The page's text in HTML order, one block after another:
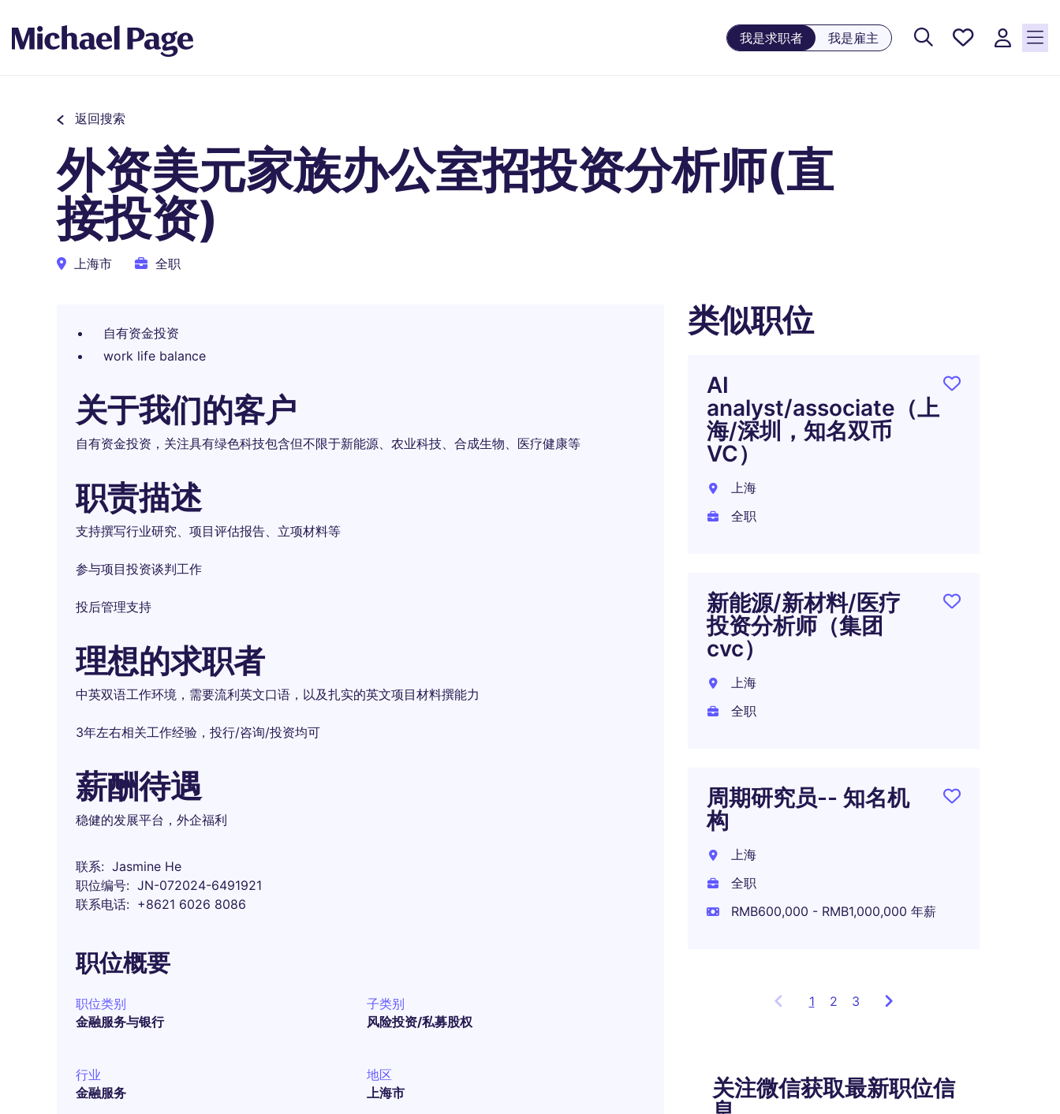
我是求职者 我是雇主
保存工
返回搜索
外资美元家族办公室招投资分析师(直
接投资)
上海市 全职
自有资金投资
work life balance
关于我们的客户
自有资金投资，关注具有绿色科技包含但不限于新能源、农业科技、合成生物、医疗健康等
职责描述
支持撰写行业研究、项目评估报告、立项材料等
参与项目投资谈判工作
投后管理支持
理想的求职者
中英双语工作环境，需要流利英文口语，以及扎实的英文项目材料撰能力
3年左右相关工作经验，投行/咨询/投资均可
薪酬待遇
稳健的发展平台，外企福利
联系
Jasmine He
职位编号
JN-072024-6491921
联系电话
+8621 6026 8086
职位概要
职位类别
金融服务与银行
子类别
风险投资/私募股权
行业
金融服务
地区
上海市
类似职位
AI
analyst/associate（上
海/深圳，知名双币
VC）
上海
全职
新能源/新材料/医疗
投资分析师（集团
cvc）
上海
全职
周期研究员-- 知名机
构
上海
全职
RMB600,000 - RMB1,000,000 年薪
1 Showing
3
of
2 3
关注微信获取最新职位信